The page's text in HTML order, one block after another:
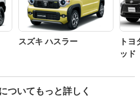
スズキ ハスラー
ト
ッド
ついてもっと詳しく